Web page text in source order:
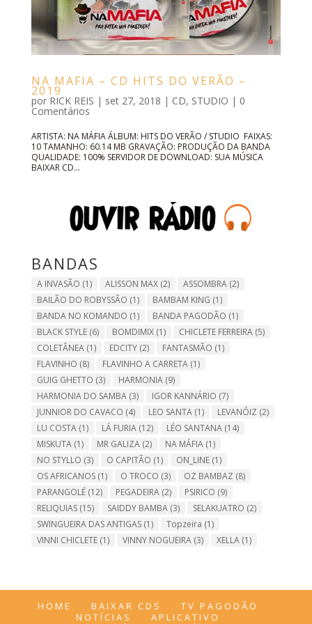
NA MAFIA – CD HITS DO VERÃO –
2019
por RICK REIS | set 27, 2018 | CD, STUDIO | 0
Comentários
ARTISTA: NA MÁFIA ÁLBUM: HITS DO VERÃO / STUDIO FAIXAS:
10 TAMANHO: 60.14 MB GRAVAÇÃO: PRODUÇÃO DA BANDA
QUALIDADE: 100% SERVIDOR DE DOWNLOAD: SUA MÚSICA
BAIXAR CD...
BANDAS
A INVASÃO (1) ALISSON MAX(2) ASSOMBRA(2)
BAILÃO DO ROBYSSÃO (1) BAMBAM KING (1)
BANDA NO KOMANDO (1) BANDA PAGODÃO (1)
BLACK STYLE(6) BOMDIMIX(1) CHICLETE FERREIRA(5)
COLETÂNEA(1) EDCITY(2) FANTASMÃO (1)
FLAVINHO (8) FLAVINHO A CARRETA(1)
GUIG GHETTO (3) HARMONIA(9)
HARMONIA DO SAMBA(3) IGOR KANNÁRIO (7)
JUNNIOR DO CAVACO (4) LEO SANTA(1) LEVANÓIZ (2)
LU COSTA(1) LÁ FURIA(12) LÉO SANTANA(14)
MISKUTA(1) MR GALIZA(2) NA MÁFIA(1)
NO STYLLO (3) O CAPITÃO (1) ON_LINE(1)
OS AFRICANOS(1) O TROCO (3) OZ BAMBAZ (8)
PARANGOLÉ(12) PEGADEIRA(2) PSIRICO (9)
RELIQUIAS(15) SAIDDY BAMBA(3) SELAKUATRO (2)
SWINGUEIRA DAS ANTIGAS(1) Topzeira (1)
VINNI CHICLETE(1) VINNY NOGUEIRA(3) XELLA(1)
HOME BAIXAR CDS
TV PAGODÃO
NOTÍCIAS
APLICATIVO